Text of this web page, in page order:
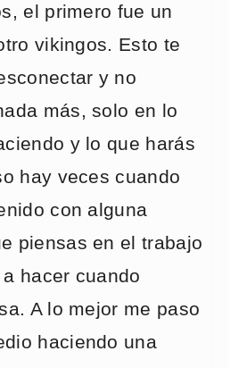
el primero fue un
vikingos. Esto te
y no
más, solo en lo
y lo que harás
hay veces cuando
con alguna
piensas en el trabajo
hacer cuando
A lo mejor me paso
haciendo una